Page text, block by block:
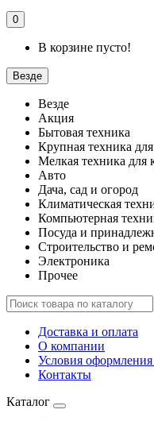
0
В корзине пусто!
Везде
Везде
Акция
Бытовая техника
Крупная техника
Мелкая техника для
Авто
Дача, сад и огород
Климатическая
Компьютерная
Посуда и
Строительство и
Электроника
Прочее
Доставка и оплата
О компании
Условия оформления
Контакты
Каталог